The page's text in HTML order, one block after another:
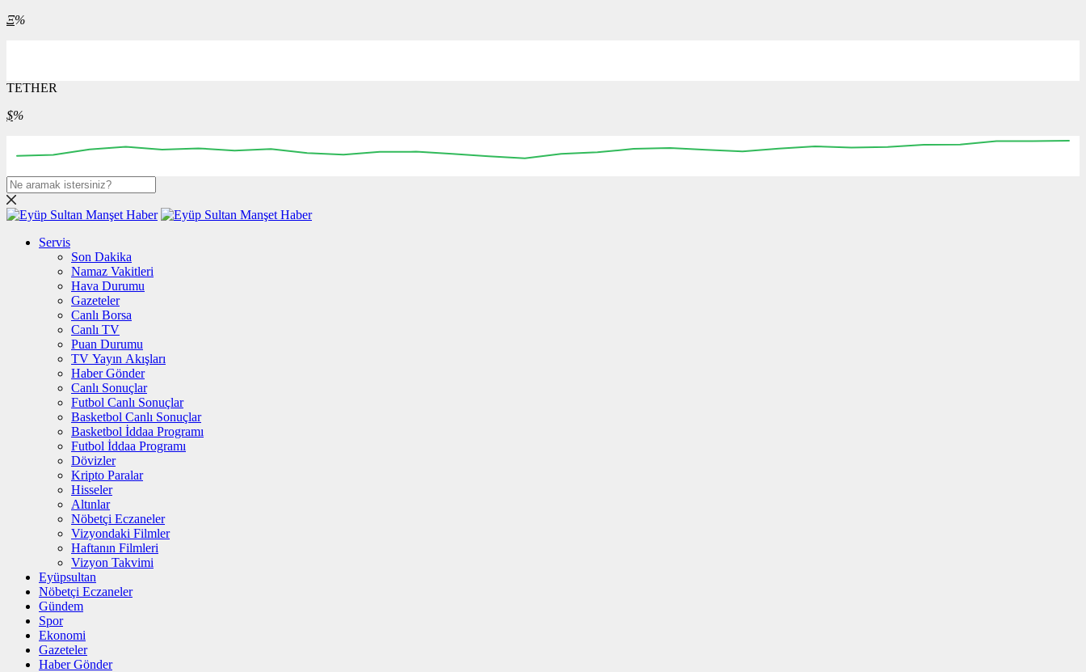
Ξ%
TETHER
$%
Servis
Son Dakika
Namaz Vakitleri
Hava Durumu
Gazeteler
Canlı Borsa
Canlı TV
Puan Durumu
TV Yayın Akışları
Haber Gönder
Canlı Sonuçlar
Futbol Canlı Sonuçlar
Basketbol Canlı Sonuçlar
Basketbol İddaa Programı
Futbol İddaa Programı
Dövizler
Kripto Paralar
Hisseler
Altınlar
Nöbetçi Eczaneler
Vizyondaki Filmler
Haftanın Filmleri
Vizyon Takvimi
Eyüpsultan
Nöbetçi Eczaneler
Gündem
Spor
Ekonomi
Gazeteler
Haber Gönder